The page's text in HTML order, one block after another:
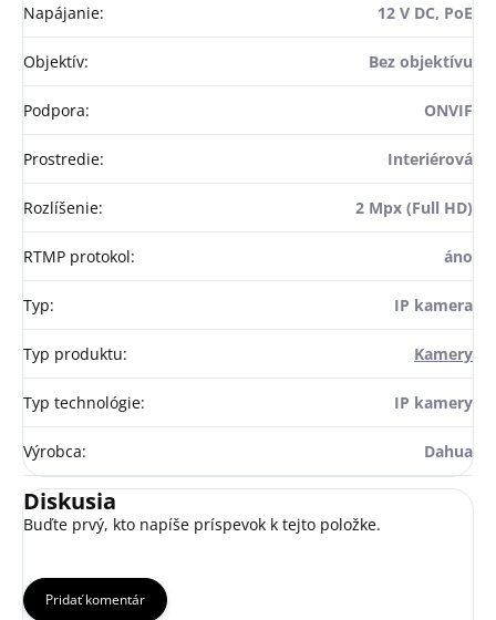
Napájanie: 12 V DC, PoE
Objektív: Bez objektívu
Podpora: ONVIF
Prostredie: Interiérová
Rozlíšenie: 2 Mpx (Full HD)
RTMP protokol: áno
Typ: IP kamera
Typ produktu: Kamery
Typ technológie: IP kamery
Výrobca: Dahua
Diskusia
Buďte prvý, kto napíše príspevok k tejto položke.
Pridať komentár